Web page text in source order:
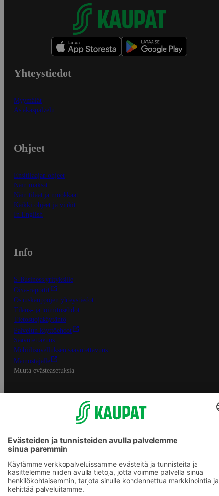
Yhteystiedot
Myymälät
Asiakaspalvelu
Ohjeet
Ensitilaajan ohjeet
Näin maksat
Näin tilaat ja muokkaat
Kaikki ohjeet ja vinkit
In English
Info
S-Business yrityksille
Oiva-raportit
Osuuskauppojen yhteystiedot
Tilaus- ja toimitusehdot
Tietosuojakäytäntö
Palvelun käyttöehdot
Saavutettavuus
Mobiilisovelluksen saavutettavuus
Mainostajalle
Muuta evästeasetuksia
S-ryhmän palvelut
S-ryhmä
Asiakasomistajuus
S-ostoslista -sovellus
Prisma.fi
Sokos.fi